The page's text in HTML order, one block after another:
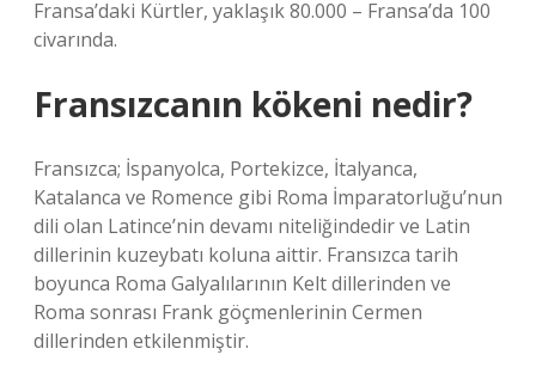
Fransa’daki Kürtler, yaklaşık 80.000 – Fransa’da 100
civarında.
Fransızcanın kökeni nedir?
Fransızca; İspanyolca, Portekizce, İtalyanca,
Katalanca ve Romence gibi Roma İmparatorluğu’nun
dili olan Latince’nin devamı niteliğindedir ve Latin
dillerinin kuzeybatı koluna aittir. Fransızca tarih
boyunca Roma Galyalılarının Kelt dillerinden ve
Roma sonrası Frank göçmenlerinin Cermen
dillerinden etkilenmiştir.